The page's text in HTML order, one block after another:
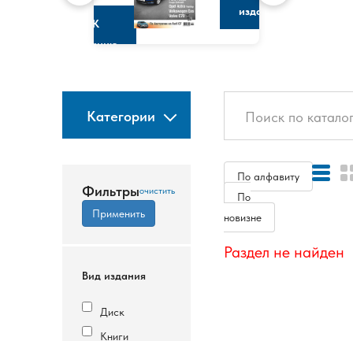
К
изданию
изданию
Категории
Фильтры
Вид издания
Диск
Книги
По алфавиту
По
новизне
Раздел не найден